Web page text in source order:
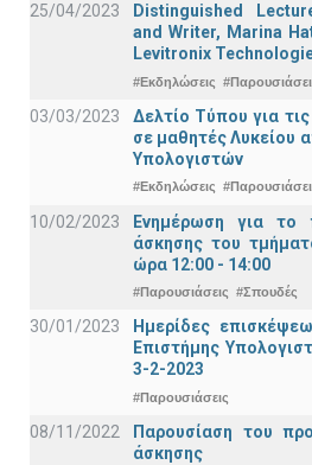
25/04/2023
Distinguished
and Writer, Marina
Levitronix
#Εκδηλώσεις
03/03/2023
Δελτίο Τύπου για
σε μαθητές Λυκείου
Υπολογιστών
#Εκδηλώσεις
10/02/2023
Ενημέρωση για το
άσκησης του
ώρα 12:00 - 14:00
#Παρουσιάσεις #Σπουδές
30/01/2023
Ημερίδες
Επιστήμης
3-2-2023
#Παρουσιάσεις
08/11/2022
Παρουσίαση του
άσκησης